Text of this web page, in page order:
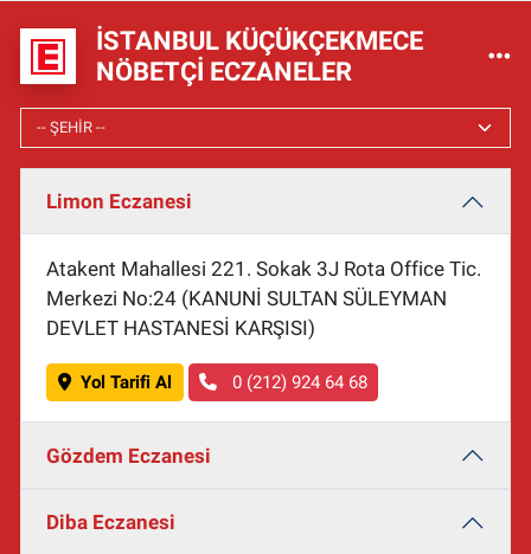
İSTANBUL KÜÇÜKÇEKMECE
NÖBETÇI ECZANELER
Limon Eczanesi
Atakent Mahallesi 221. Sokak 3J Rota Office Tic.
Merkezi No:24 (KANUNİ SULTAN SÜLEYMAN
DEVLET HASTANESİ KARŞISI)
Yol Tarifi Al 0 (212) 924 64 68
Gözdem Eczanesi
Diba Eczanesi